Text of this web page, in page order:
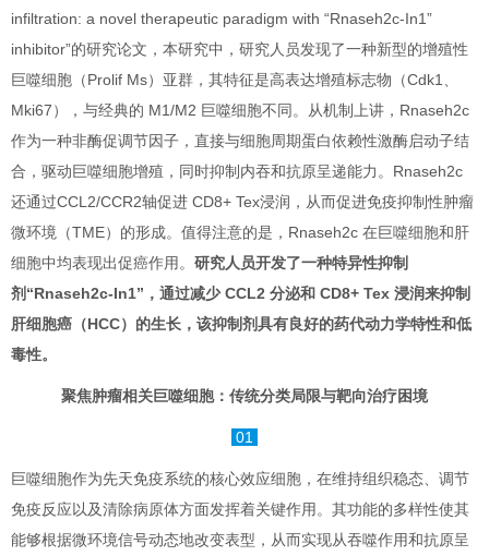
infiltration: a novel therapeutic paradigm with “Rnaseh2c-In1”
inhibitor”的研究论文，本研究中，研究人员发现了一种新型的增殖性
巨噬细胞（Prolif Ms）亚群，其特征是高表达增殖标志物（Cdk1、
Mki67），与经典的 M1/M2 巨噬细胞不同。从机制上讲，Rnaseh2c
作为一种非酶促调节因子，直接与细胞周期蛋白依赖性激酶启动子结
合，驱动巨噬细胞增殖，同时抑制内吞和抗原呈递能力。Rnaseh2c
还通过CCL2/CCR2轴促进 CD8+ Tex浸润，从而促进免疫抑制性肿瘤
微环境（TME）的形成。值得注意的是，Rnaseh2c 在巨噬细胞和肝
细胞中均表现出促癌作用。 研究人员开发了一种特异性抑制
剂“Rnaseh2c-In1”，通过减少 CCL2 分泌和 CD8+ Tex 浸润来抑制
肝细胞癌（HCC）的生长，该抑制剂具有良好的药代动力学特性和低
毒性。
聚焦肿瘤相关巨噬细胞：传统分类局限与靶向治疗困境
01
巨噬细胞作为先天免疫系统的核心效应细胞，在维持组织稳态、调节
免疫反应以及清除病原体方面发挥着关键作用。其功能的多样性使其
能够根据微环境信号动态地改变表型，从而实现从吞噬作用和抗原呈